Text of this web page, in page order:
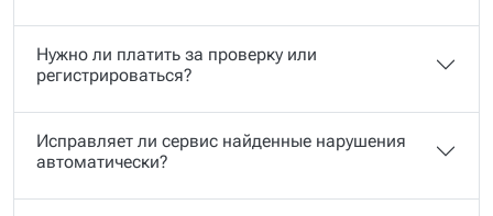
Нужно ли платить за проверку или
регистрироваться?
Исправляет ли сервис найденные нарушения
автоматически?